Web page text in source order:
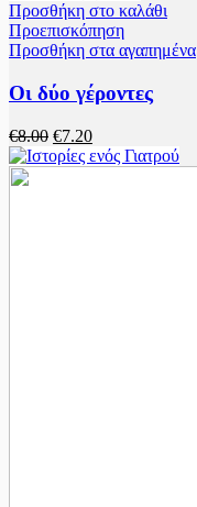
Προσθήκη στο καλάθι
Προεπισκόπηση
Προσθήκη στα αγαπημένα
Οι δύο γέροντες
€8.00 €7.20